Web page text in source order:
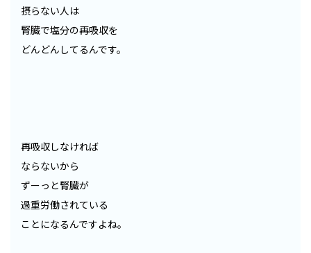
摂らない人は
腎臓で塩分の再吸収を
どんどんしてるんです。
再吸収しなければ
ならないから
ずーっと腎臓が
過重労働されている
ことになるんですよね。